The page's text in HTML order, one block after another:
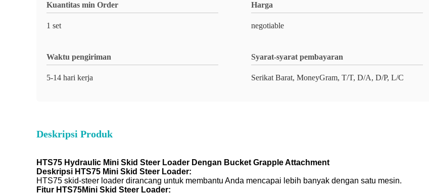
Kuantitas min Order
1 set
Harga
negotiable
Waktu pengiriman
5-14 hari kerja
Syarat-syarat pembayaran
Serikat Barat, MoneyGram, T/T, D/A, D/P, L/C
Deskripsi Produk
HTS75 Hydraulic Mini Skid Steer Loader Dengan Bucket Grapple Attachment
Deskripsi HTS75 Mini Skid Steer Loader:
HTS75 skid-steer loader dirancang untuk membantu Anda mencapai lebih banyak dengan satu mesin.
Fitur HTS75Mini Skid Steer Loader: